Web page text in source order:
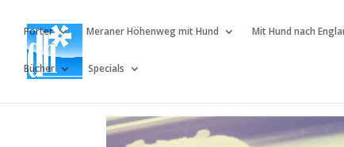
Porter Meraner Höhenweg mit Hund Mit Hund nach
Bücher Specials